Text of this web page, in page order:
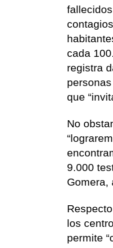
cada
registra
que
No
9.000
Gomera,
los
permite